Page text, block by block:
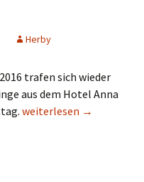
Herby
trafen sich wieder
aus dem Hotel Anna
Café International
weiterlesen →